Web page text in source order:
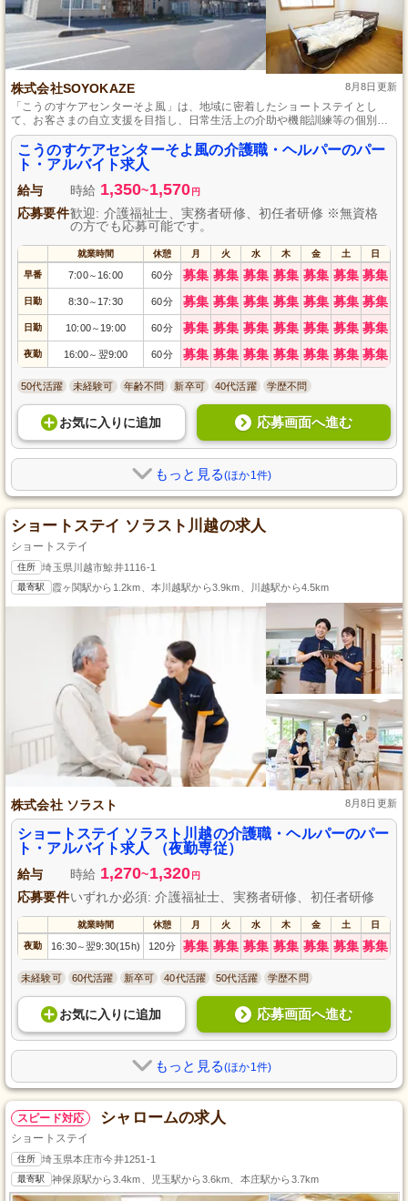
株式会社SOYOKAZE 8月8日更新
「こうのすケアセンターそよ風」は、地域に密着したショートステイとし
て、お客さまの自立支援を目指し、日常生活上の介助や機能訓練等の個別ニ
ーズに対応したサービスを提供し、働きたい全ての方がスキルアップできる
環境です。
こうのすケアセンターそよ風の介護職・ヘルパーのパー
ト・アルバイト求人
給与 時給 1,350~1,570 円
応募要件歓迎: 介護福祉士、実務者研修、初任者研修 ※無資格
の方でも応募可能です。
就業時間 休憩 月 火 水 木 金 土 日
早番 7:00～ 16:00 60分 募集 募集 募集 募集 募集 募集 募集
日勤 8:30～ 17:30 60分 募集 募集 募集 募集 募集 募集 募集
日勤 10:00～ 19:00 60分 募集 募集 募集 募集 募集 募集 募集
夜勤 16:00～ 翌9:00 60分 募集 募集 募集 募集 募集 募集 募集
50代活躍 未経験可 年齢不問 新卒可 40代活躍 学歴不問
お気に入り に追加 応募画面へ進む
もっと見る(ほか1件)
ショートステイ ソラスト川越の求人
ショートステイ
住所 埼玉県川越市鯨井1116-1
最寄駅 霞ヶ関駅から1.2km、本川越駅から3.9km、川越駅から4.5km
株式会社 ソラスト 8月8日更新
ショートステイ ソラスト川越の介護職・ヘルパーのパー
ト・アルバイト求人 （夜勤専従）
給与 時給 1,270~1,320 円
応募要件いずれか必須: 介護福祉士、実務者研修、初任者研修
就業時間 休憩 月 火 水 木 金 土 日
夜勤 16:30～翌9:30(15h) 120分 募集 募集 募集 募集 募集 募集 募集
未経験可 60代活躍 新卒可 40代活躍 50代活躍 学歴不問
お気に入り に追加 応募画面へ進む
もっと見る(ほか1件)
スピード対応 シャロームの求人
ショートステイ
住所 埼玉県本庄市今井1251-1
最寄駅 神保原駅から3.4km、児玉駅から3.6km、本庄駅から3.7km